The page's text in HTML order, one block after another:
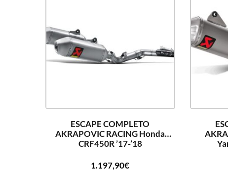
ESCAPE COMPLETO
AKRAPOVIC RACING Honda
CRF450R ’17-’18
1.197,90€